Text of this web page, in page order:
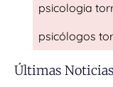
psicologia
psicólogos
Últimas Noticias